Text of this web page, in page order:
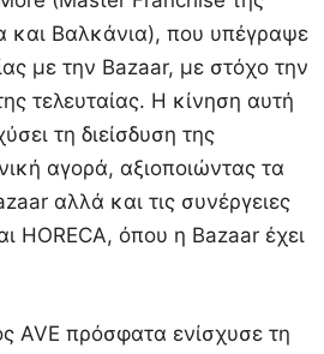
και Βαλκάνια), που υπέγραψε
με την Bazaar, με στόχο την
τελευταίας. Η κίνηση αυτή
τη διείσδυση της
αγορά, αξιοποιώντας τα
αλλά και τις συνέργειες
HORECA, όπου η Bazaar έχει
AVE πρόσφατα ενίσχυσε τη